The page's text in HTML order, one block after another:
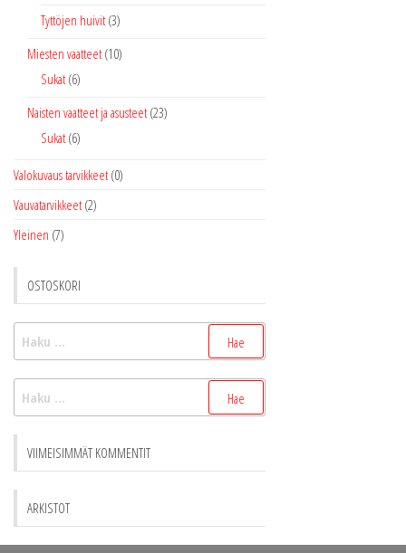
Tyttöjen huivit (3)
Miesten vaatteet (10)
Sukat (6)
Naisten vaatteet ja asusteet (23)
Sukat (6)
Valokuvaus tarvikkeet (0)
Vauvatarvikkeet (2)
Yleinen (7)
OSTOSKORI
VIIMEISIMMÄT KOMMENTIT
ARKISTOT